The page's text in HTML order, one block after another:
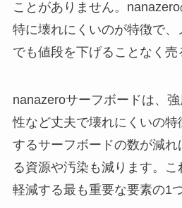
ことがありません。nanazero
特に壊れにくいのが特徴で
でも値段を下げることなく売
nanazeroサーフボードは、
性など丈夫で壊れにくいの
するサーフボードの数が減
る資源や汚染も減ります。
軽減する最も重要な要素の1